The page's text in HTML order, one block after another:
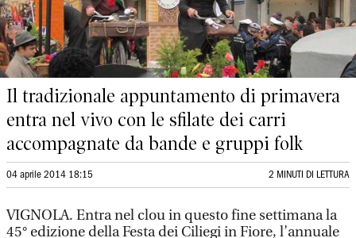
Il tradizionale appuntamento di primavera
entra nel vivo con le sfilate dei carri
accompagnate da bande e gruppi folk
04 aprile 2014 18:15 2 MINUTI DI LETTURA
VIGNOLA. Entra nel clou in questo fine settimana la
45° edizione della Festa dei Ciliegi in Fiore, l’annuale